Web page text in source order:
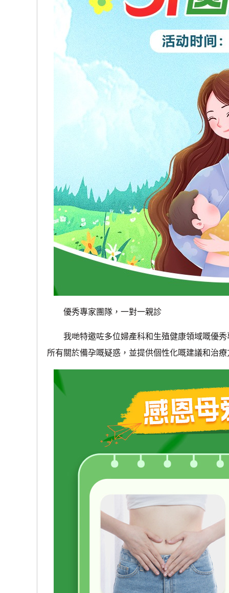
優秀專家團隊，一對一親診
我哋特邀咗多位婦產科和生殖健康領域嘅優秀
所有關於備孕嘅疑惑，並提供個性化嘅建議和治療